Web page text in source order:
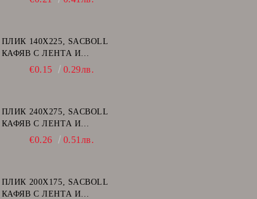
ПЛИК 140Х225, SACBOLL
КАФЯВ С ЛЕНТА И
ВЪЗДУШНИ МЕХУРИ - В/12
€0.15 0.29лв.
ПЛИК 240Х275, SACBOLL
КАФЯВ С ЛЕНТА И
ВЪЗДУШНИ МЕХУРИ - E/15
€0.26 0.51лв.
ПЛИК 200Х175, SACBOLL
КАФЯВ С ЛЕНТА И